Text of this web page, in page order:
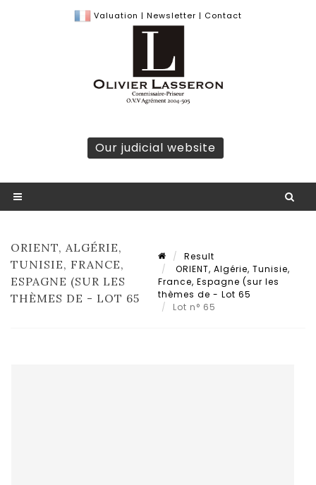
Valuation | Newsletter | Contact
Our judicial website
ORIENT, ALGÉRIE,
TUNISIE, FRANCE,
ESPAGNE (SUR LES
THÈMES DE - LOT 65
Result
ORIENT, Algérie, Tunisie,
France, Espagne (sur les
thèmes de - Lot 65
Lot n° 65